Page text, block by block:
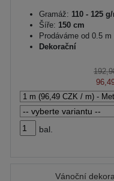
Gramáž: 110 - 125 g/
Šíře: 150 cm
Prodáváme od 0.5 m
Dekorační
bal.
Vánoční